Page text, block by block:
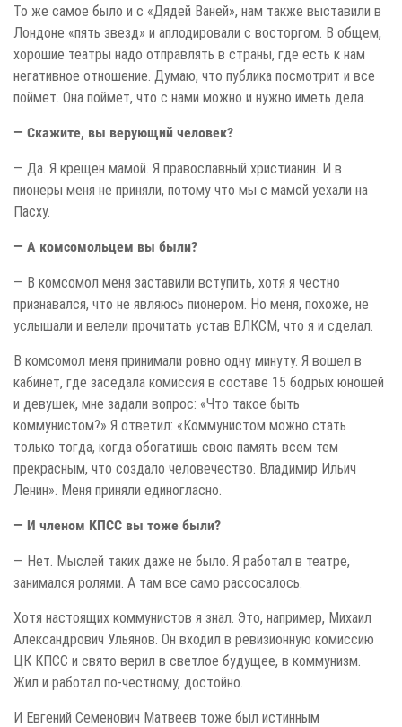
То же самое было и с «Дядей Ваней», нам также выставили в
Лондоне «пять звезд» и аплодировали с восторгом. В общем,
хорошие театры надо отправлять в страны, где есть к нам
негативное отношение. Думаю, что публика посмотрит и все
поймет. Она поймет, что с нами можно и нужно иметь дела.
— Скажите, вы верующий человек?
— Да. Я крещен мамой. Я православный христианин. И в
пионеры меня не приняли, потому что мы с мамой уехали на
Пасху.
— А комсомольцем вы были?
— В комсомол меня заставили вступить, хотя я честно
признавался, что не являюсь пионером. Но меня, похоже, не
услышали и велели прочитать устав ВЛКСМ, что я и сделал.
В комсомол меня принимали ровно одну минуту. Я вошел в
кабинет, где заседала комиссия в составе 15 бодрых юношей
и девушек, мне задали вопрос: «Что такое быть
коммунистом?» Я ответил: «Коммунистом можно стать
только тогда, когда обогатишь свою память всем тем
прекрасным, что создало человечество. Владимир Ильич
Ленин». Меня приняли единогласно.
— И членом КПСС вы тоже были?
— Нет. Мыслей таких даже не было. Я работал в театре,
занимался ролями. А там все само рассосалось.
Хотя настоящих коммунистов я знал. Это, например, Михаил
Александрович Ульянов. Он входил в ревизионную комиссию
ЦК КПСС и свято верил в светлое будущее, в коммунизм.
Жил и работал по-честному, достойно.
И Евгений Семенович Матвеев тоже был истинным